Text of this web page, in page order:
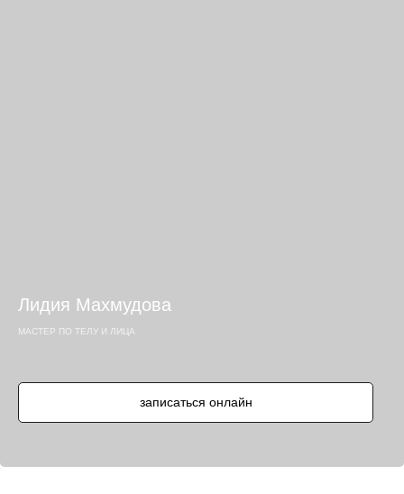
Лидия Махмудова
МАСТЕР ПО ТЕЛУ И ЛИЦА
записаться онлайн